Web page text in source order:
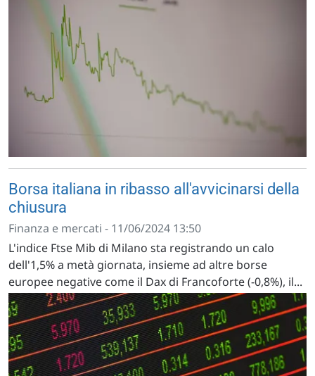
Borsa italiana in ribasso all'avvicinarsi della
chiusura
Finanza e mercati - 11/06/2024 13:50
L'indice Ftse Mib di Milano sta registrando un calo
dell'1,5% a metà giornata, insieme ad altre borse
europee negative come il Dax di Francoforte (-0,8%), il...